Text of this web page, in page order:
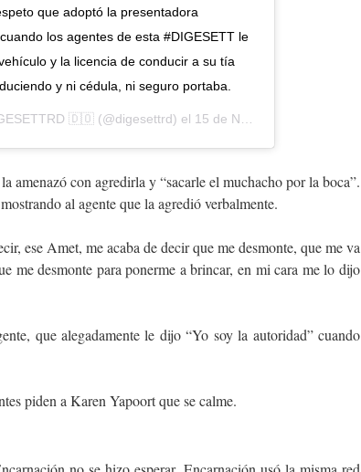
que adoptó la presentadora
los agentes de esta #DIGESETT le
y la licencia de conducir a su tía
y ni cédula, ni seguro portaba.
🇩🇴 (@digesettrd) el 15 de Nov de 2018 a las 7:48 PST
amenazó con agredirla y “sacarle el muchacho por la boca”.
al agente que la agredió verbalmente.
ese Amet, me acaba de decir que me desmonte, que me va
me desmonte para ponerme a brincar, en mi cara me lo dijo
que alegadamente le dijo “Yo soy la autoridad” cuando
piden a Karen Yapoort que se calme.